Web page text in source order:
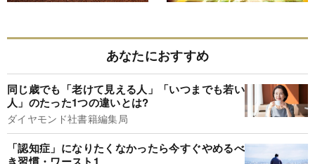
あなたにおすすめ
同じ歳でも「老けて見える人」「いつまでも若い
人」のたった1つの違いとは?
ダイヤモンド社書籍編集局
「認知症」になりたくなかったら今すぐやめるべ